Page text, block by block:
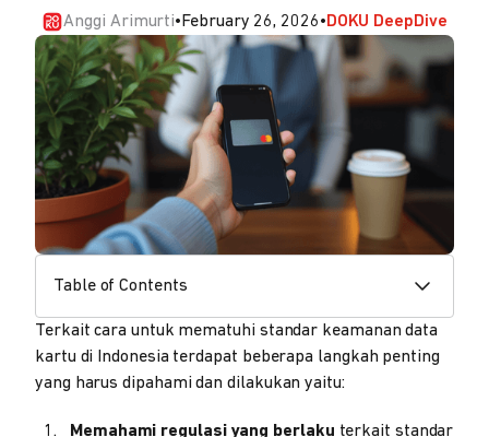
Anggi Arimurti• February 26, 2026•DOKU DeepDive
Table of Contents
Terkait cara untuk mematuhi standar keamanan data
kartu di Indonesia terdapat beberapa langkah penting
yang harus dipahami dan dilakukan yaitu:
Memahami regulasi yang berlaku terkait standar